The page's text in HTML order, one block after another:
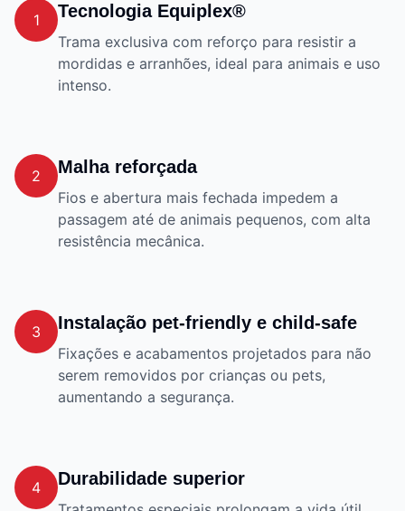
1 Tecnologia Equiplex®
Trama exclusiva com reforço para resistir a
mordidas e arranhões, ideal para animais e uso
intenso.
2 Malha reforçada
Fios e abertura mais fechada impedem a
passagem até de animais pequenos, com alta
resistência mecânica.
3 Instalação pet-friendly e child-safe
Fixações e acabamentos projetados para não
serem removidos por crianças ou pets,
aumentando a segurança.
4 Durabilidade superior